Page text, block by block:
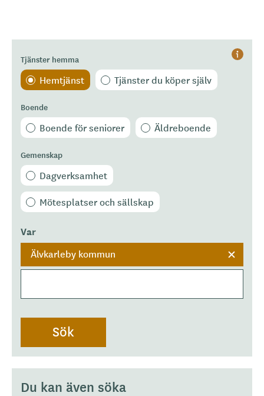
Hjälp
Tjänster hemma
Hemtjänst Tjänster du köper själv
Boende
Boende för seniorer Äldreboende
Gemenskap
Dagverksamhet
Mötesplatser och sällskap
Var
Älvkarleby kommun
Du kan även söka